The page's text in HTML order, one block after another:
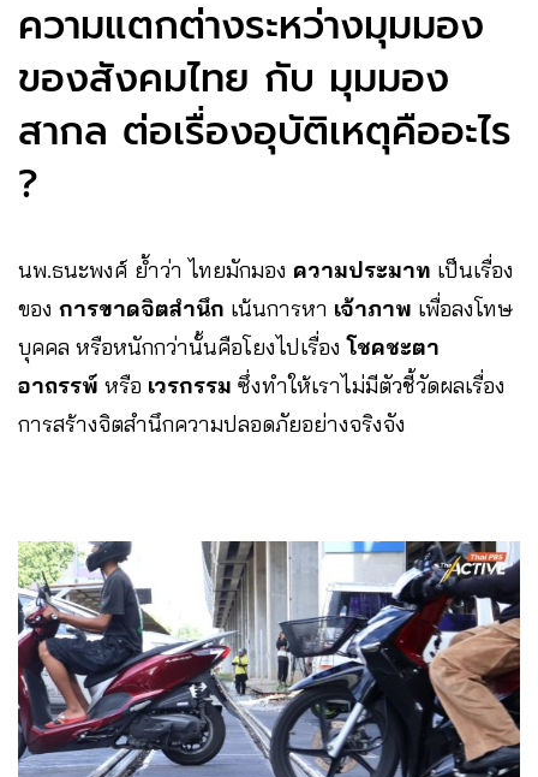
ความแตกต่างระหว่างมุมมอง
ของสังคมไทย กับ มุมมอง
สากล ต่อเรื่องอุบัติเหตุคืออะไร
?
นพ.ธนะพงศ์ ย้ำว่า ไทยมักมอง ความประมาท เป็นเรื่อง
ของ การขาดจิตสำนึก เน้นการหา เจ้าภาพ เพื่อลงโทษ
บุคคล หรือหนักกว่านั้นคือโยงไปเรื่องโชคชะตา
อาถรรพ์ หรือ เวรกรรม ซึ่งทำให้เราไม่มีตัวชี้วัดผลเรื่อง
การสร้างจิตสำนึกความปลอดภัยอย่างจริงจัง